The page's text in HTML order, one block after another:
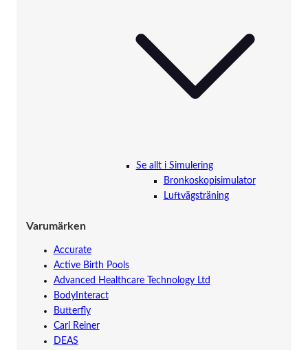
Se allt i Simulering
Bronkoskopisimulator
Luftvägsträning
Varumärken
Accurate
Active Birth Pools
Advanced Healthcare Technology Ltd
BodyInteract
Butterfly
Carl Reiner
DEAS